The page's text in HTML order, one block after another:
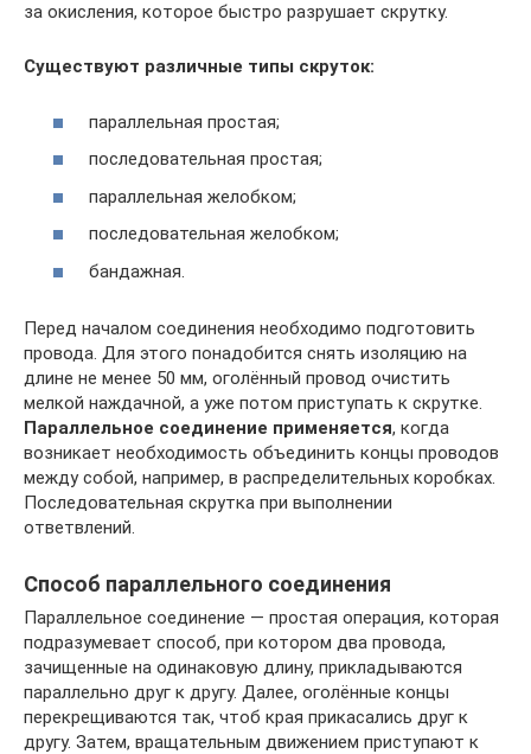
за окисления, которое быстро разрушает скрутку.
Существуют различные типы скруток:
параллельная простая;
последовательная простая;
параллельная желобком;
последовательная желобком;
бандажная.
Перед началом соединения необходимо подготовить
провода. Для этого понадобится снять изоляцию на
длине не менее 50 мм, оголённый провод очистить
мелкой наждачной, а уже потом приступать к скрутке.
Параллельное соединение применяется, когда
возникает необходимость объединить концы проводов
между собой, например, в распределительных коробках.
Последовательная скрутка при выполнении
ответвлений.
Способ параллельного соединения
Параллельное соединение — простая операция, которая
подразумевает способ, при котором два провода,
зачищенные на одинаковую длину, прикладываются
параллельно друг к другу. Далее, оголённые концы
перекрещиваются так, чтоб края прикасались друг к
другу. Затем, вращательным движением приступают к